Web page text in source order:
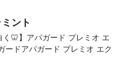
ント
く🦷】アパガード プレミオ エ
ドアパガード プレミオ エク